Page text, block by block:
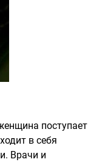
поступает
в себя
Врачи и